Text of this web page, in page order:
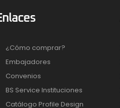
¿Cómo comprar?
Embajadores
Convenios
BS Service Instituciones
Catálogo Profile Design